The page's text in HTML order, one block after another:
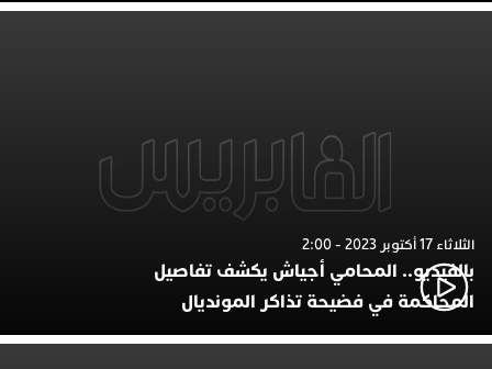
الثلاثاء 17 أكتوبر 2023 - 2:00
بالفيديو.. المحامي أجياش يكشف تفاصيل
المحاكمة في فضيحة تذاكر المونديال